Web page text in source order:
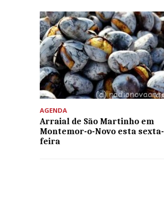
AGENDA
Arraial de São Martinho em
Montemor-o-Novo esta sexta-
feira